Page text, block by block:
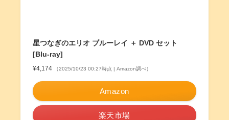
星つなぎのエリオ ブルーレイ ＋ DVD セット
[Blu-ray]
¥4,174 （2025/10/23 00:27時点 | Amazon調べ）
Amazon
楽天市場